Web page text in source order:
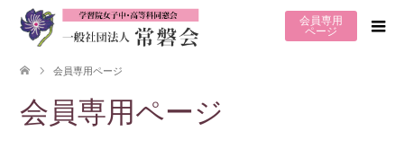
会員専用
ページ
会員専用ページ
会員専用ページ